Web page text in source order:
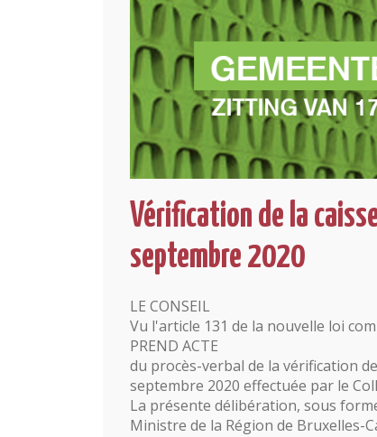
Vérification de la
septembre 2020
LE CONSEIL
Vu l'article 131 de la nouvelle loi
PREND ACTE
du procès-verbal de la vérification
septembre 2020 effectuée par le
La présente délibération, sous
Ministre de la Région de Bruxelles-